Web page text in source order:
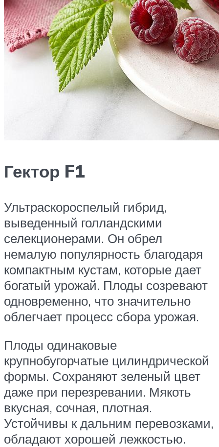
Гектор F1
Ультраскороспелый гибрид,
выведенный голландскими
селекционерами. Он обрел
немалую популярность благодаря
компактным кустам, которые дает
богатый урожай. Плоды созревают
одновременно, что значительно
облегчает процесс сбора урожая.
Плоды одинаковые
крупнобугорчатые цилиндрической
формы. Сохраняют зеленый цвет
даже при перезревании. Мякоть
вкусная, сочная, плотная.
Устойчивы к дальним перевозками,
обладают хорошей лежкостью.